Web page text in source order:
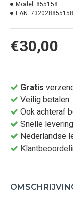
€30,00
Model: 855158
EAN:
Gratis
Veilig betalen
Ook achteraf
Snelle
Nederlandse